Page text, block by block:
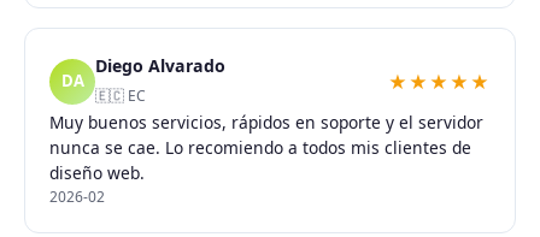
DA
Diego Alvarado
🇪🇨 EC
★★★★★
Muy buenos servicios, rápidos en soporte y el servidor
nunca se cae. Lo recomiendo a todos mis clientes de
diseño web.
2026-02